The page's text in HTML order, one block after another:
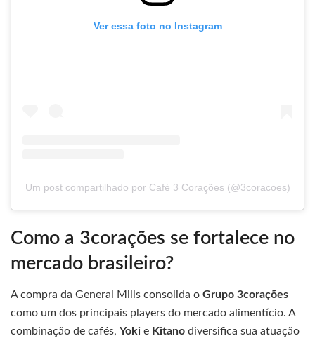
Ver essa foto no Instagram
Um post compartilhado por Café 3 Corações (@3coracoes)
Como a 3corações se fortalece no
mercado brasileiro?
A compra da General Mills consolida o Grupo 3corações
como um dos principais players do mercado alimentício. A
combinação de cafés, Yoki e Kitano diversifica sua atuação